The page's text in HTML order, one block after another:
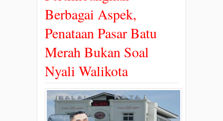
Berbagai Aspek,
Penataan Pasar Batu
Merah Bukan Soal
Nyali Walikota